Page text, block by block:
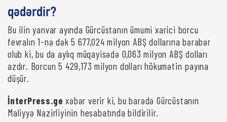
qədərdir?
Bu ilin yanvar ayında Gürcüstanın ümumi xarici borcu
fevralın 1-nə dək 5 677,024 milyon ABŞ dollarına bərabər
olub ki, bu da aylıq müqayisədə 0,063 milyon ABŞ dolları
azdır. Borcun 5 429,173 milyon dolları hökumətin payına
düşür.
İnterPress.ge xəbər verir ki, bu barədə Gürcüstanın
Maliyyə Nazirliyinin hesabatında bildirilir.